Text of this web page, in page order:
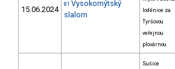
15.06.2024
81 Vysokomýtský
slalom
loděnice za
Tyršovou
veřejnou
plovárnou
Sušice